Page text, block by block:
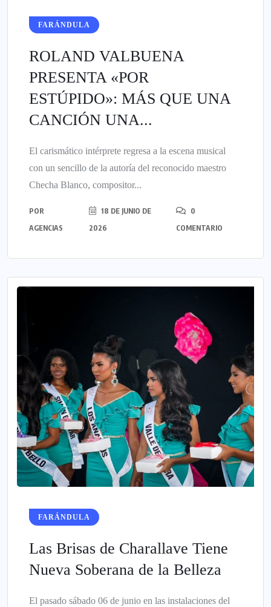
FARÁNDULA
ROLAND VALBUENA
PRESENTA «POR
ESTÚPIDO»: MÁS QUE UNA
CANCIÓN UNA...
El carismático intérprete regresa a la escena musical
con un sencillo de la autoría del reconocido maestro
Checha Blanco, compositor...
POR
AGENCIAS
18 DE JUNIO DE
2026
0
COMENTARIO
FARÁNDULA
Las Brisas de Charallave Tiene
Nueva Soberana de la Belleza
El pasado sábado 06 de junio en las instalaciones del